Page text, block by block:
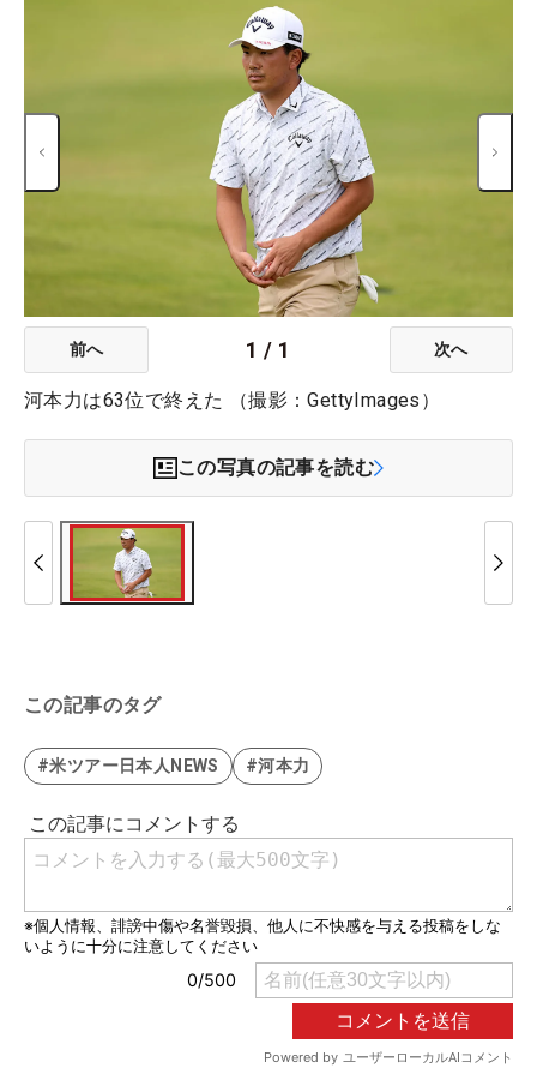
前へ 1 / 1 次へ
河本力は63位で終えた （撮影：GettyImages）
この写真の記事を読む
この記事のタグ
#米ツアー日本人NEWS #河本力